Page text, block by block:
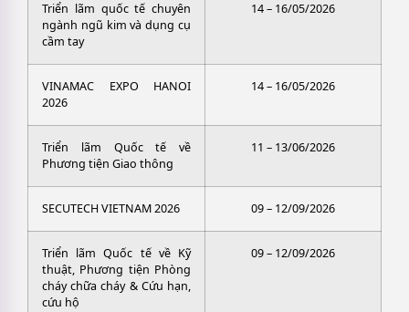
Triển lãm quốc tế chuyên
ngành ngũ kim và dụng cụ
cầm tay
14 – 16/05/2026
VINAMAC EXPO HANOI
2026
14 – 16/05/2026
Triển lãm Quốc tế về
Phương tiện Giao thông
11 – 13/06/2026
SECUTECH VIETNAM 2026 09 – 12/09/2026
Triển lãm Quốc tế về Kỹ
thuật, Phương tiện Phòng
cháy chữa cháy & Cứu hạn,
cứu hộ
09 – 12/09/2026